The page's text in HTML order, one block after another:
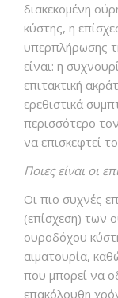
διακεκομένη
κύστης, η
υπερπλήρωσης
είναι: η
επιτακτική
ερεθιστικά
περισσότερο
να επισκεφτεί
Ποιες είναι οι
Οι πιο συχνές
(επίσχεση) των
ουροδόχου
αιματουρία,
που μπορεί να
επακόλουθη